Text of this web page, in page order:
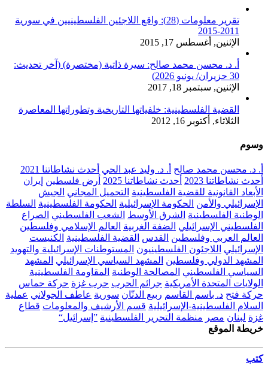
تقرير معلومات (28): واقع اللاجئين الفلسطينيين في سورية
2011-2015
الإثنين, أغسطس 17, 2015
أ. د. محسن محمد صالح: سيرة ذاتية (مختصرة) (آخر تحديث:
30 حزيران/ يونيو 2026)
الإثنين, سبتمبر 18, 2017
القضية الفلسطينية: خلفياتها التاريخية وتطوراتها المعاصرة
الثلاثاء, أكتوبر 16, 2012
وسوم
أ. د. محسن محمد صالح أ. د. وليد عبد الحي أحدث نشاطاتنا 2021
أحدث نشاطاتنا 2023
أحدث نشاطاتنا 2025 أرض فلسطين إيران
الأبعاد القانونية للقضية الفلسطينية التحميل المجاني الجيش
الإسرائيلي والأمن الحكومة الإسرائيلية الحكومة الفلسطينية السلطة
الوطنية الفلسطينية الشرق الأوسط الشعب الفلسطيني الصراع
الفلسطيني الإسرائيلي الضفة الغربية العالم الإسلامي وفلسطين
العالم العربي وفلسطين القدس القضية الفلسطينية الكنيست
الإسرائيلي اللاجئون الفلسطينيون المستوطنات الإسرائيلية والتهويد
المشهد الدولي وفلسطين المشهد السياسي الإسرائيلي المشهد
السياسي الفلسطيني المصالحة الوطنية المقاومة الفلسطينية
الولايات المتحدة الأمريكية جرائم الحرب حرب غزة حركة حماس
حركة فتح د. باسم القاسم ربيع الدنّان سورية عاطف الجولاني عملية
السلام الفلسطينية-الإسرائيلية قسم الأرشيف والمعلومات قطاع
غزة لبنان مصر منظمة التحرير الفلسطينية ”إسرائيل“
خريطة الموقع
كتب